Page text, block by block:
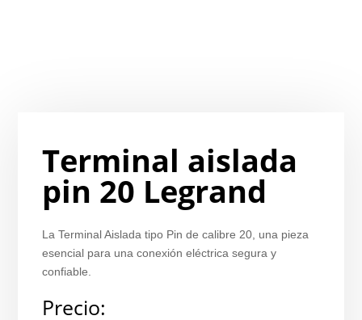
Terminal aislada
pin 20 Legrand
La Terminal Aislada tipo Pin de calibre 20, una pieza
esencial para una conexión eléctrica segura y
confiable.
Precio: